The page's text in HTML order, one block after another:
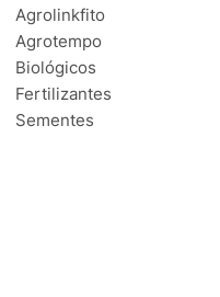
Agrolinkfito
Agrotempo
Biológicos
Fertilizantes
Sementes